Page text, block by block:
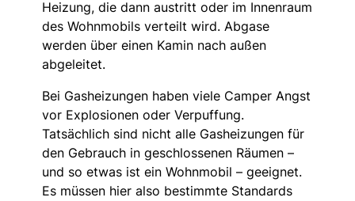
Heizung, die dann austritt oder im Innenraum
des Wohnmobils verteilt wird. Abgase
werden über einen Kamin nach außen
abgeleitet.
Bei Gasheizungen haben viele Camper Angst
vor Explosionen oder Verpuffung.
Tatsächlich sind nicht alle Gasheizungen für
den Gebrauch in geschlossenen Räumen –
und so etwas ist ein Wohnmobil – geeignet.
Es müssen hier also bestimmte Standards